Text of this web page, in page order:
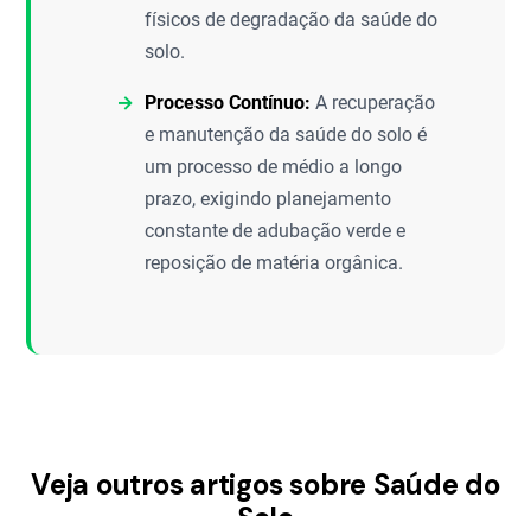
físicos de degradação da saúde do
solo.
Processo Contínuo: A recuperação
e manutenção da saúde do solo é
um processo de médio a longo
prazo, exigindo planejamento
constante de adubação verde e
reposição de matéria orgânica.
Veja outros artigos sobre Saúde do